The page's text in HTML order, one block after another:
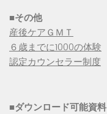
■その他
産後ケアＧＭＴ
６歳までに1000の体験
認定カウンセラー制度
■ダウンロード可能資料